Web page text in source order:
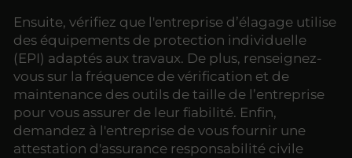
Ensuite, vérifiez que l'entreprise d’élagage utilise
des équipements de protection individuelle
(EPI) adaptés aux travaux. De plus, renseignez-
vous sur la fréquence de vérification et de
maintenance des outils de taille de l’entreprise
pour vous assurer de leur fiabilité. Enfin,
demandez à l'entreprise de vous fournir une
attestation d'assurance responsabilité civile